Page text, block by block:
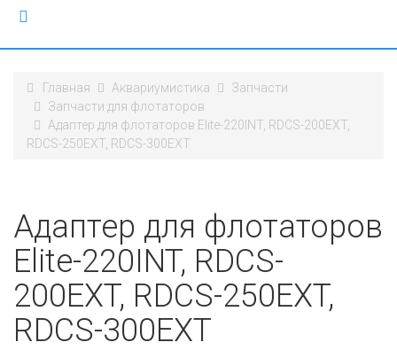
Главная Аквариумистика
Запчасти
Запчасти для флотаторов
Адаптер для флотаторов Elite-220INT, RDCS-200EXT,
RDCS-250EXT, RDCS-300EXT
Адаптер для флотаторов
Elite-220INT, RDCS-
200EXT, RDCS-250EXT,
RDCS-300EXT